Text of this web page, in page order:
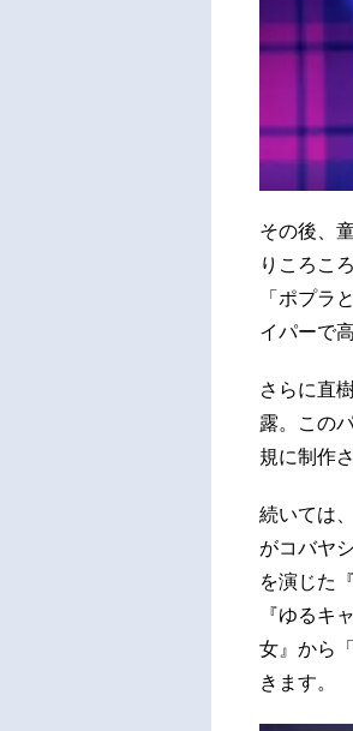
その後、
りころこ
「ポプラ
イパーで
さらに直
露。この
規に制作
続いては
がコバヤ
を演じた
『ゆるキ
女』から
きます。